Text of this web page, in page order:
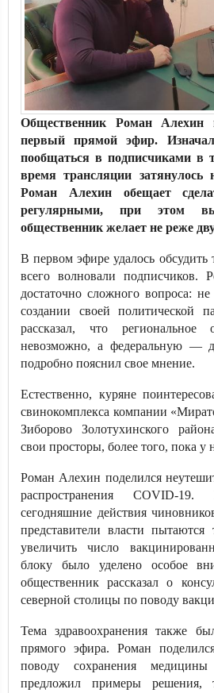
Общественник Роман Алехин
первый прямой эфир.
пообщаться в подписчиками в
время трансляции затянулось
Роман Алехин обещает
регулярными, при этом
общественник желает не реже
В первом эфире удалось
всего волновали подписчиков.
достаточно сложного вопроса:
создании своей политической
рассказал, что региональное
невозможно, а федеральную —
подробно пояснил свое мнение.
Естественно, куряне
свинокомплекса компании
Зиборово Золотухинского
свои просторы, более того, пока у
Роман Алехин поделился
распространения COVID-
сегодняшние действия
представители власти
увеличить число
блоку было уделено особое
общественник рассказал о
северной столицы по поводу
Тема здравоохранения также
прямого эфира. Роман
поводу сохранения
предложил примеры решения,